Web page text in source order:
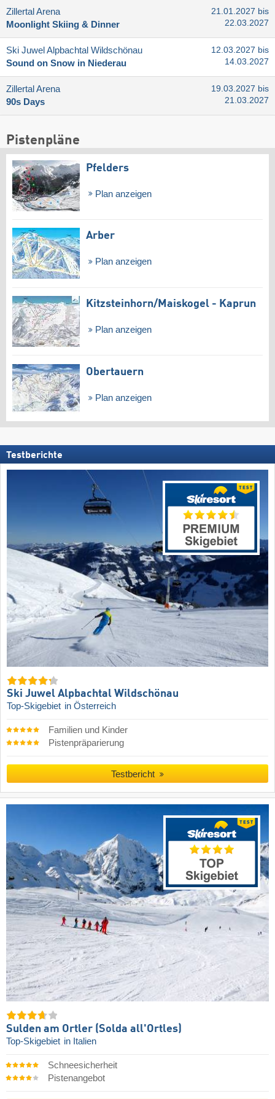
Zillertal Arena
Moonlight Skiing & Dinner
21.01.2027 bis
22.03.2027
Ski Juwel Alpbachtal Wildschönau
Sound on Snow in Niederau
12.03.2027 bis
14.03.2027
Zillertal Arena
90s Days
19.03.2027 bis
21.03.2027
Pistenpläne
Pfelders
Plan anzeigen
Arber
Plan anzeigen
Kitzsteinhorn/​Maiskogel - Kaprun
Plan anzeigen
Obertauern
Plan anzeigen
Testberichte
Ski Juwel Alpbachtal Wildschönau
Top-Skigebiet in Österreich
Familien und Kinder
Pistenpräparierung
Testbericht
Sulden am Ortler (Solda all'Ortles)
Top-Skigebiet in Italien
Schneesicherheit
Pistenangebot